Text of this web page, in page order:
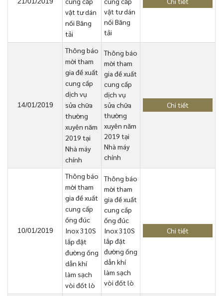
vật tư dán
nối Băng
tải
vật tư dán
nối Băng
tải
14/01/2019
Thông báo
mời tham
gia đề xuất
cung cấp
dịch vụ
sửa chữa
thường
xuyên năm
2019 tại
Nhà máy
chính
Thông báo
mời tham
gia đề xuất
cung cấp
dịch vụ
sửa chữa
thường
xuyên năm
2019 tại
Nhà máy
chính
Chi tiết
10/01/2019
Thông báo
mời tham
gia đề xuất
cung cấp
ống đúc
Inox 310S
lắp đặt
đường ống
dẫn khí
làm sạch
vòi đốt lò
Thông báo
mời tham
gia đề xuất
cung cấp
ống đúc
Inox 310S
lắp đặt
đường ống
dẫn khí
làm sạch
vòi đốt lò
Chi tiết